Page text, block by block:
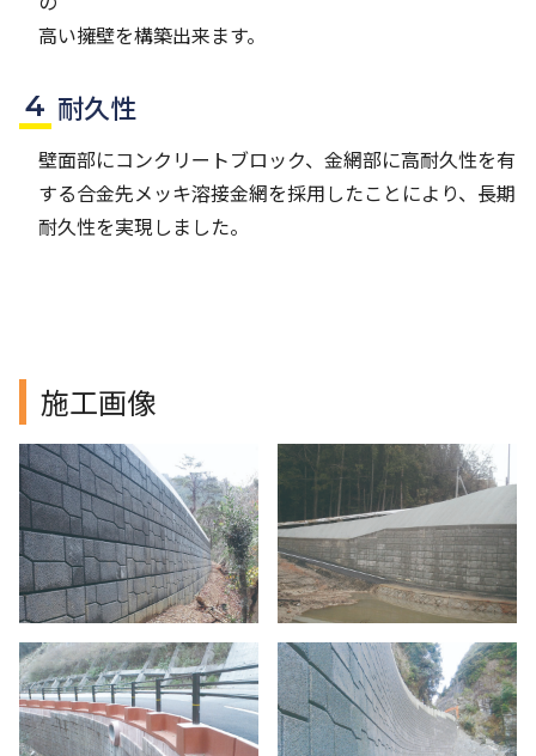
高い擁壁を構築出来ます。
耐久性
壁面部にコンクリートブロック、金網部に高耐久性を有
する合金先メッキ溶接金網を採用したことにより、長期
耐久性を実現しました。
施工画像